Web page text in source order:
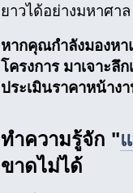
ยาวได้อย่างมหาศาล
หากคุณกำลังมองห
โครงการ มาเจาะ
ประเมินราคาหน้าง
ทำความรู้จัก "
ขาดไม่ได้